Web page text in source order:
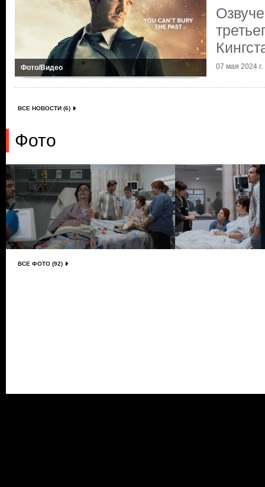
Фото/Видео 07 мая 2024 г.
ВСЕ НОВОСТИ (6)
Фото
ВСЕ ФОТО (92)